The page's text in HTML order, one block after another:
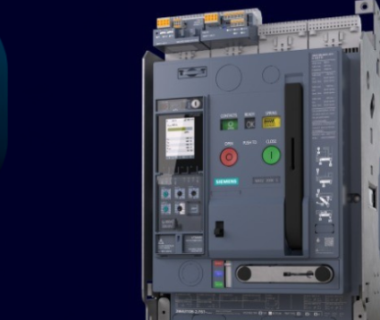
Descripción Marca
ACCESORIO
ADAPTADOR
MELTRIC
CORPORATION
513M3
MELTRIC
ACCESORIO
MONTAJE MELTRIC
CORPORATION
513P0N10
MELTRIC
CG11209AM CORD
GRIP METALICO
CODO 90° *MELTRIC
MELTRIC